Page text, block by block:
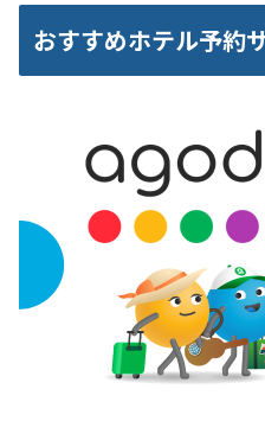
おすすめホテル予約